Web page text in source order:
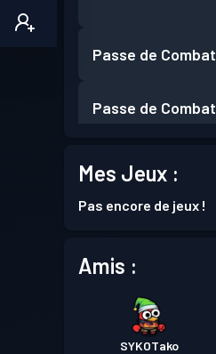
Passe de Combat
Passe de Combat
Passe de Combat
Passe de Combat
Mes Jeux :
Pas encore de jeux !
Amis :
SYKOTako